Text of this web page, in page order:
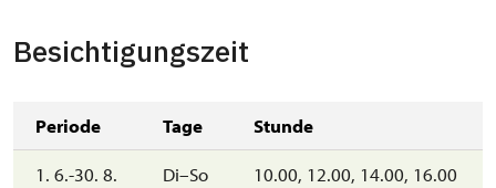
Besichtigungszeit
Periode Tage Stunde
1. 6.-30. 8. Di–So 10.00, 12.00, 14.00, 16.00